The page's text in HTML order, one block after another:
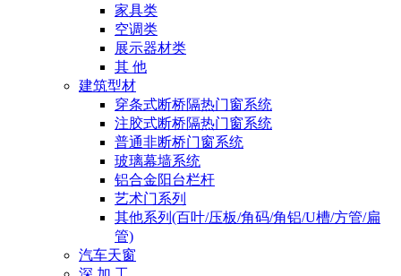
家具类
空调类
展示器材类
其 他
建筑型材
穿条式断桥隔热门窗系统
注胶式断桥隔热门窗系统
普通非断桥门窗系统
玻璃幕墙系统
铝合金阳台栏杆
艺术门系列
其他系列(百叶/压板/角码/角铝/U槽/方管/扁
管)
汽车天窗